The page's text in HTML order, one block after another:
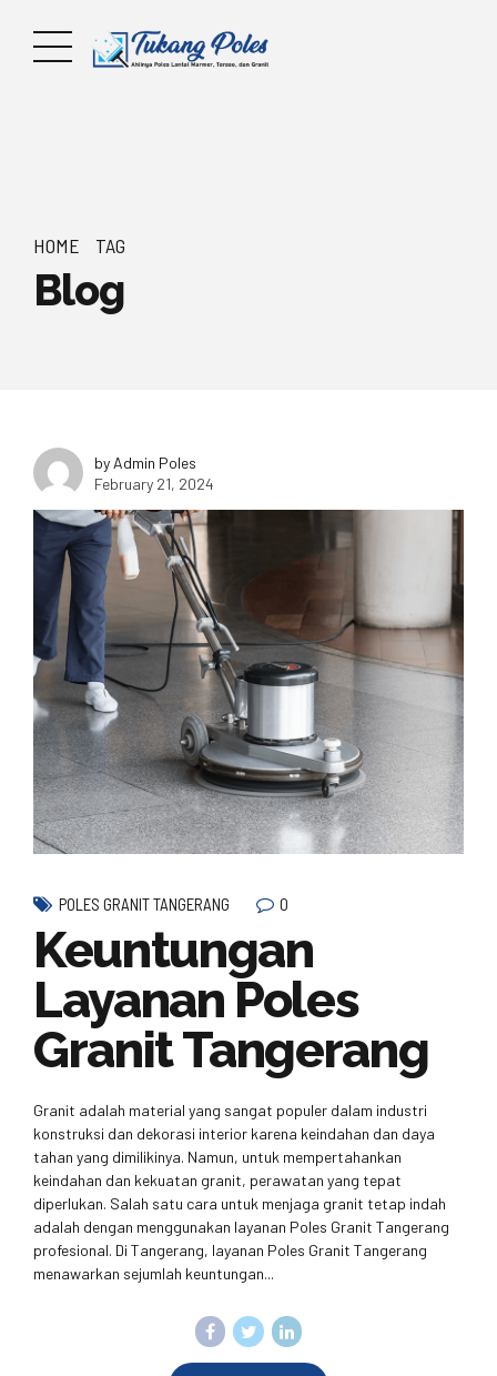
HOME TAG
Blog
by Admin Poles
February 21, 2024
POLES GRANIT TANGERANG 0
Keuntungan
Layanan Poles
Granit Tangerang
Granit adalah material yang sangat populer dalam industri
konstruksi dan dekorasi interior karena keindahan dan daya
tahan yang dimilikinya. Namun, untuk mempertahankan
keindahan dan kekuatan granit, perawatan yang tepat
diperlukan. Salah satu cara untuk menjaga granit tetap indah
adalah dengan menggunakan layanan Poles Granit Tangerang
profesional. Di Tangerang, layanan Poles Granit Tangerang
menawarkan sejumlah keuntungan...